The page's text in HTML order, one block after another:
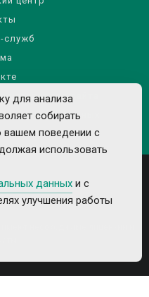
служб
материалов сайта
данных
необходимые лицензии и
для анализа
собирать
поведении с
использовать
данных и с
улучшения работы